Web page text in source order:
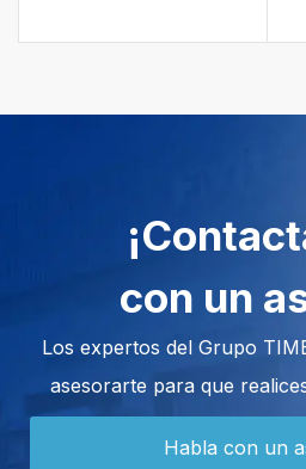
con un
Los expertos del Grupo
asesorarte para que
Habla con un